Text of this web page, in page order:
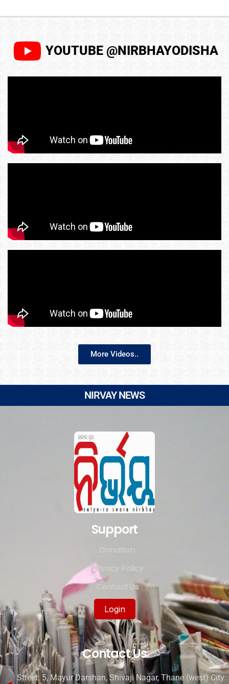
YOUTUBE @NIRBHAYODISHA
More Videos..
NIRVAY NEWS
Support
Privacy Policy
Contact Us
Login
Contact Us
Street: 5, Mayur Darshan, Shivaji Nagar, Thane (west) City: